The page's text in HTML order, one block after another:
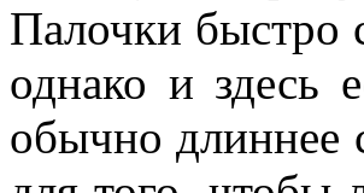
Палочки быстро
однако и здесь
обычно длиннее